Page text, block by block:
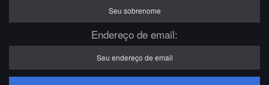
Endereço de email: